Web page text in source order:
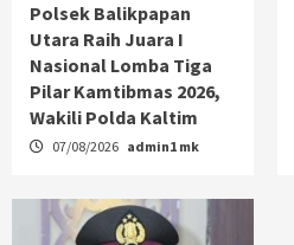
Polsek Balikpapan
Utara Raih Juara I
Nasional Lomba Tiga
Pilar Kamtibmas 2026,
Wakili Polda Kaltim
07/08/2026 admin1 mk